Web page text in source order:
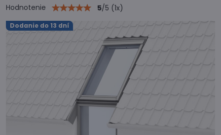
Dodanie do 13 dní
Hodnotenie 5/5 (1x)